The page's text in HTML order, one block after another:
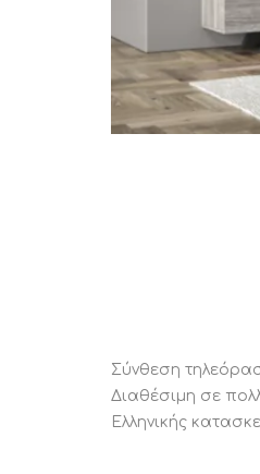
Σύνθεση
Διαθέσιμη σε
Ελληνικής